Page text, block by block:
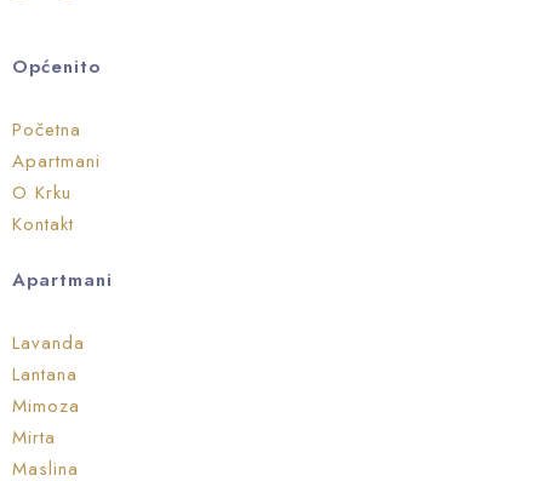
Općenito
Početna
Apartmani
O Krku
Kontakt
Apartmani
Lavanda
Lantana
Mimoza
Mirta
Maslina